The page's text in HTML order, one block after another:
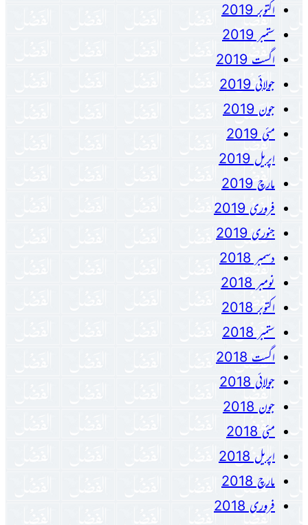
اکتوبر 2019
ستمبر 2019
اگست 2019
جولائی 2019
جون 2019
مئی 2019
اپریل 2019
مارچ 2019
فروری 2019
جنوری 2019
دسمبر 2018
نومبر 2018
اکتوبر 2018
ستمبر 2018
اگست 2018
جولائی 2018
جون 2018
مئی 2018
اپریل 2018
مارچ 2018
فروری 2018